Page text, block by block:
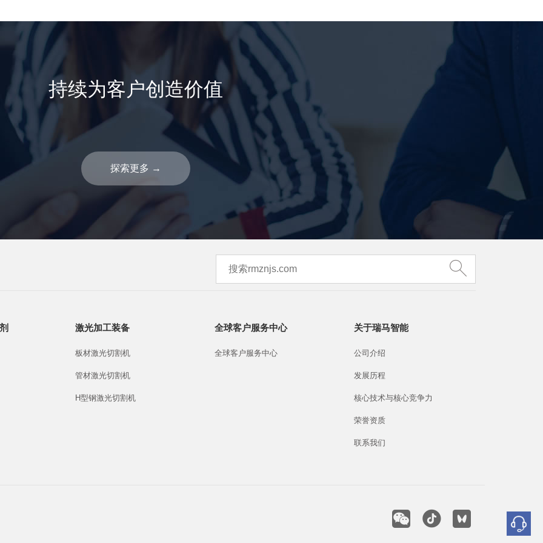
持续为客户创造价值
探索更多 →
激光加工装备
板材激光切割机
管材激光切割机
H型钢激光切割机
全球客户服务中心
全球客户服务中心
关于瑞马智能
公司介绍
发展历程
核心技术与核心竞争力
荣誉资质
联系我们